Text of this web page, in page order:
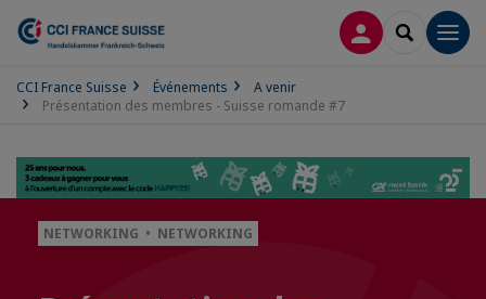
CONNEXION
CCI France Suisse Événements
A venir
Présentation des membres - Suisse romande #7
NETWORKING • NETWORKING